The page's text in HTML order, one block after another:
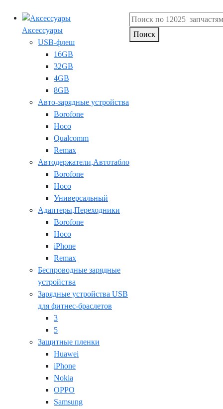
Аксессуары
USB-флеш
16GB
32GB
4GB
8GB
Авто-зарядные устройства
Borofone
Hoco
Qualcomm
Remax
Автодержатели,Автотабло
Borofone
Hoco
Универсальный
Адаптеры,Переходники
Borofone
Hoco
iPhone
Remax
Беспроводные зарядные
устройства
Зарядные устройства USB
для фитнес-браслетов
3
5
Защитные пленки
Huawei
iPhone
Nokia
OPPO
Samsung
Поиск